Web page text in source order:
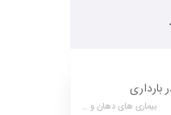
بارداری
بیماری های دهان و دندان